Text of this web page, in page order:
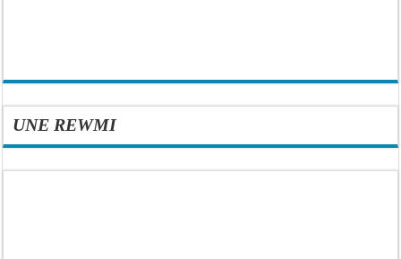
UNE REWMI